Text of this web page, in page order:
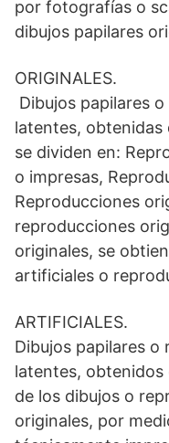
por fotografías o
dibujos papilares
ORIGINALES.
Dibujos papilares
latentes, obtenidas
se dividen en:
o impresas,
Reproducciones
reproducciones
originales, se
artificiales o
ARTIFICIALES.
Dibujos papilares o
latentes,
de los dibujos o
originales, por